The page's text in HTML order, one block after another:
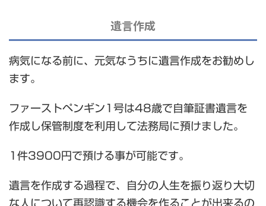
遺言作成
病気になる前に、元気なうちに遺言作成をお勧めし
ます。
ファーストペンギン1号は48歳で自筆証書遺言を
作成し保管制度を利用して法務局に預けました。
1件3900円で預ける事が可能です。
遺言を作成する過程で、自分の人生を振り返り大切
な人について再認識する機会を作ることが出来るの